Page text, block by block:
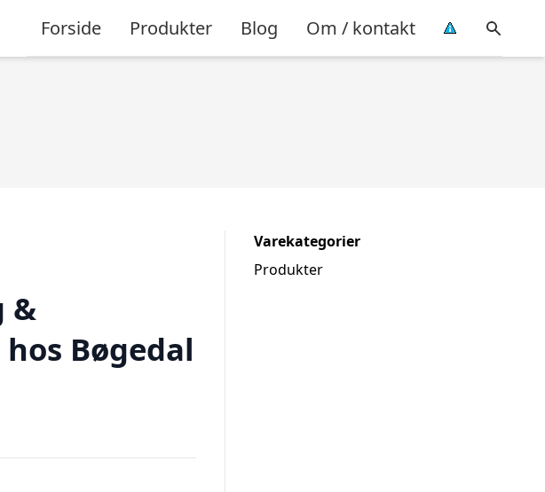
Forside Produkter Blog Om / kontakt
&
Bøgedal
Varekategorier
Produkter